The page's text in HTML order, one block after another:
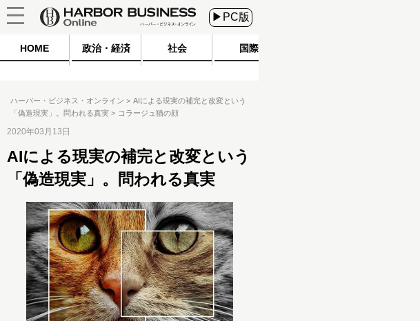
▶PC版
HOME 政治・経済 社会 国際
ハーバー・ビジネス・オンライン
AIによる現実の補完と改変という
「偽造現実」。問われる真実
コラージュ猫の顔
2020年03月13日
AIによる現実の補完と改変という
「偽造現実」。問われる真実